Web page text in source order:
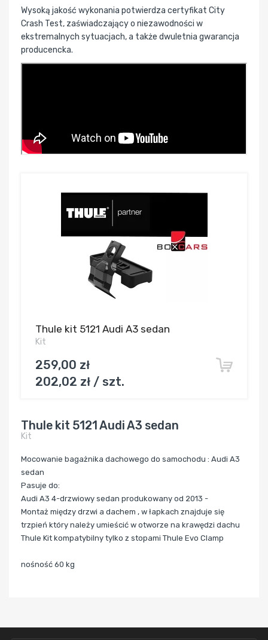
Wysoką jakość wykonania potwierdza certyfikat City
Crash Test, zaświadczający o niezawodności w
ekstremalnych sytuacjach, a także dwuletnia gwarancja
producencka.
Thule kit 5121 Audi A3 sedan
Kit
259,00 zł
202,02 zł / szt.
Thule kit 5121 Audi A3 sedan
Kit
Mocowanie bagażnika dachowego do samochodu : Audi A3
sedan
Pasuje do:
Audi A3 4-drzwiowy sedan produkowany od 2013 -
Montaż między drzwi a dachem , w łapkach znajduje się
trzpień który należy umieścić w otworze na krawędzi dachu
Thule Kit kompatybilny tylko z stopami Thule Evo Clamp
nośność 60 kg